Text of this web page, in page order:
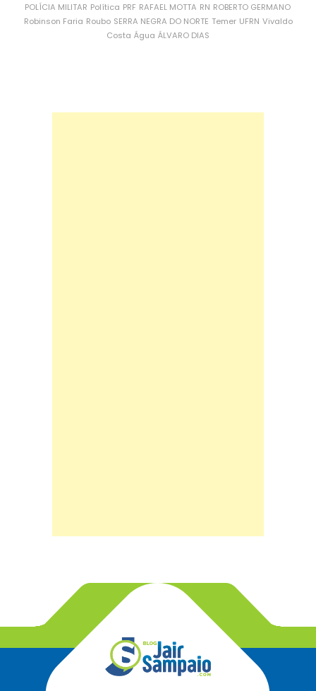
POLÍCIA MILITAR Política PRF RAFAEL MOTTA RN ROBERTO GERMANO
Robinson Faria Roubo SERRA NEGRA DO NORTE Temer UFRN Vivaldo
Costa Água ÁLVARO DIAS